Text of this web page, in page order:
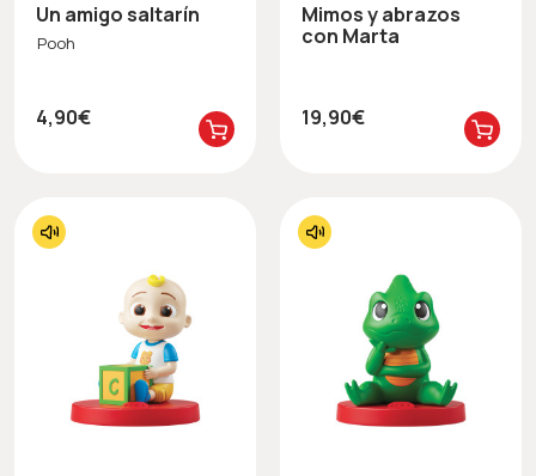
Un amigo saltarín
Pooh
4,90€
Mimos y abrazos
con Marta
19,90€